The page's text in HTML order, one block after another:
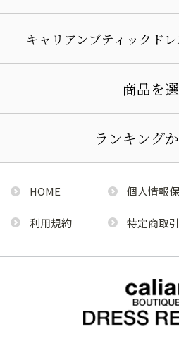
キャリアンブティックド
商品を
ランキング
HOME 個人情報
利用規約 特定商取